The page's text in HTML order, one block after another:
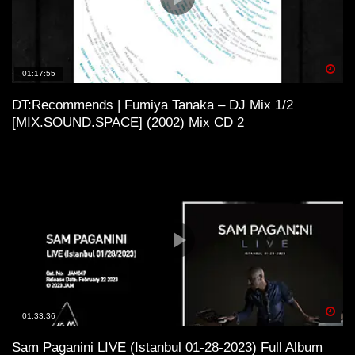
Tracks auf Vinyl
01:17:55
DT:Recommends | Fumiya Tanaka – DJ Mix 1/2
[MIX.SOUND.SPACE] (2002) Mix CD 2
01:33:36
Sam Paganini LIVE (Istanbul 01-28-2023) Full Album